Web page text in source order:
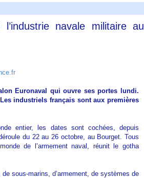
navale militaire au
Euronaval qui ouvre ses portes lundi.
industriels français sont aux premières
entier, les dates sont cochées, depuis
du 22 au 26 octobre, au Bourget. Tous
de l’armement naval, réunit le gotha
sous-marins, d’armement, de systèmes de